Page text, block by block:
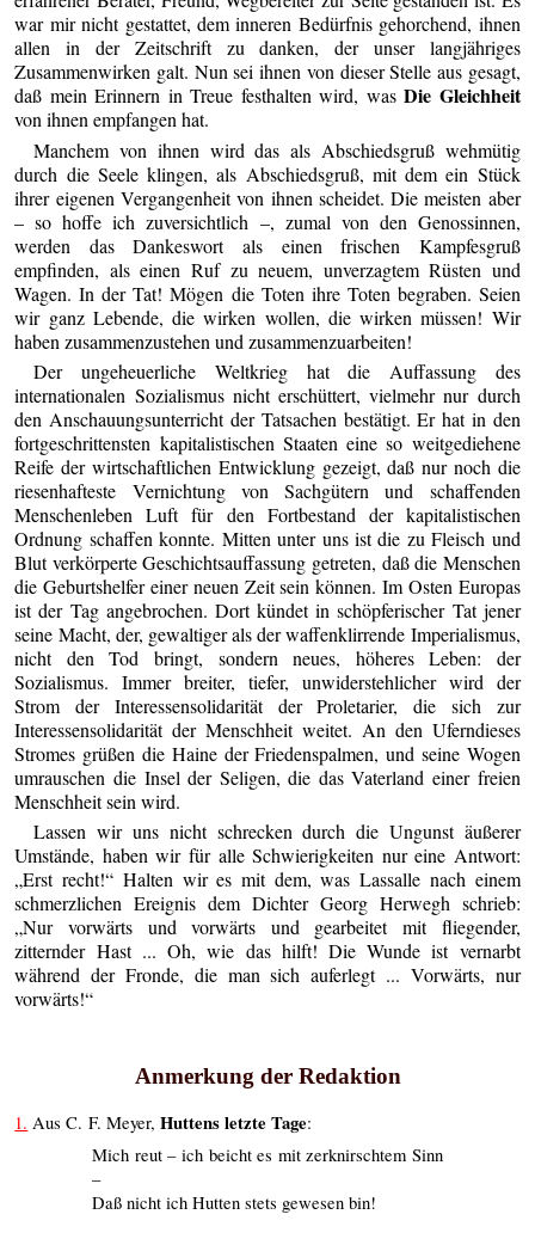
war mir nicht gestattet, dem inneren Bedürfnis gehorchend, ihnen
allen in der Zeitschrift zu danken, der unser langjähriges
Zusammenwirken galt. Nun sei ihnen von dieser Stelle aus gesagt,
daß mein Erinnern in Treue festhalten wird, wasDie Gleichheit
von ihnen empfangen hat.
Manchem von ihnen wird das als Abschiedsgruß wehmütig
durch die Seele klingen, als Abschiedsgruß, mit dem ein Stück
ihrer eigenen Vergangenheit von ihnen scheidet. Die meisten aber
– so hoffe ich zuversichtlich –, zumal von den Genossinnen,
werden das Dankeswort als einen frischen Kampfesgruß
empfinden, als einen Ruf zu neuem, unverzagtem Rüsten und
Wagen. In der Tat! Mögen die Toten ihre Toten begraben. Seien
wir ganz Lebende, die wirken wollen, die wirken müssen! Wir
haben zusammenzustehen und zusammenzuarbeiten!
Der ungeheuerliche Weltkrieg hat die Auffassung des
internationalen Sozialismus nicht erschüttert, vielmehr nur durch
den Anschauungsunterricht der Tatsachen bestätigt. Er hat in den
fortgeschrittensten kapitalistischen Staaten eine so weitgediehene
Reife der wirtschaftlichen Entwicklung gezeigt, daß nur noch die
riesenhafteste Vernichtung von Sachgütern und schaffenden
Menschenleben Luft für den Fortbestand der kapitalistischen
Ordnung schaffen konnte. Mitten unter uns ist die zu Fleisch und
Blut verkörperte Geschichtsauffassung getreten, daß die Menschen
die Geburtshelfer einer neuen Zeit sein können. Im Osten Europas
ist der Tag angebrochen. Dort kündet in schöpferischer Tat jener
seine Macht, der, gewaltiger als der waffenklirrende Imperialismus,
nicht den Tod bringt, sondern neues, höheres Leben: der
Sozialismus. Immer breiter, tiefer, unwiderstehlicher wird der
Strom der Interessensolidarität der Proletarier, die sich zur
Interessensolidarität der Menschheit weitet. An den Uferndieses
Stromes grüßen die Haine der Friedenspalmen, und seine Wogen
umrauschen die Insel der Seligen, die das Vaterland einer freien
Menschheit sein wird.
Lassen wir uns nicht schrecken durch die Ungunst äußerer
Umstände, haben wir für alle Schwierigkeiten nur eine Antwort:
„Erst recht!“ Halten wir es mit dem, was Lassalle nach einem
schmerzlichen Ereignis dem Dichter Georg Herwegh schrieb:
„Nur vorwärts und vorwärts und gearbeitet mit fliegender,
zitternder Hast ... Oh, wie das hilft! Die Wunde ist vernarbt
während der Fronde, die man sich auferlegt ... Vorwärts, nur
vorwärts!“
Anmerkung der Redaktion
1. Aus C. F. Meyer,Huttens letzte Tage:
Mich reut – ich beicht es mit zerknirschtem Sinn
–
Daß nicht ich Hutten stets gewesen bin!